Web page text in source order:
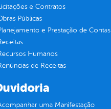
Licitações e Contratos
Públicas
e Prestação de Contas
Humanos
de Receitas
uma Manifestação